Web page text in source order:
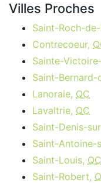
Villes Proches
Saint-Roch-
Contrecoeur,
Sainte-
Saint-
Lanoraie, QC
Lavaltrie, QC
Saint-Denis-
Saint-Antoine-
Saint-Louis, QC
Saint-Robert,